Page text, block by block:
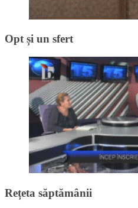
Opt și un sfert
Rețeta săptămânii